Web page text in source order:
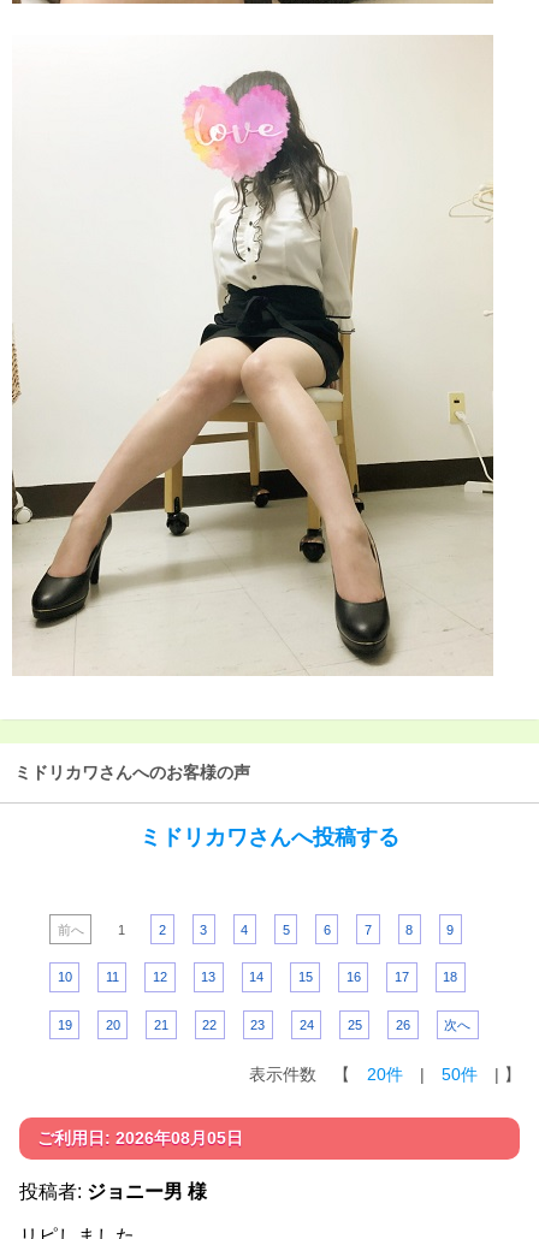
ミドリカワさんへのお客様の声
ミドリカワさんへ投稿する
前へ 1 2 3 4 5 6 7 8 9
10 11 12 13 14 15 16 17 18
19 20 21 22 23 24 25 26 次へ
表示件数 【 20件 | 50件 | 】
ご利用日: 2026年08月05日
投稿者: ジョニー男 様